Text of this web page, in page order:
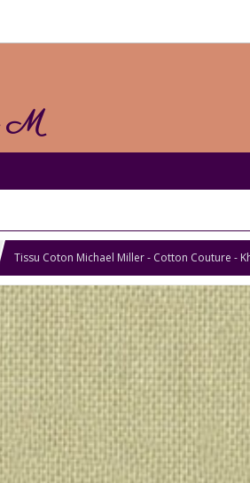
M
Tissu Coton Michael Miller - Cotton Couture -